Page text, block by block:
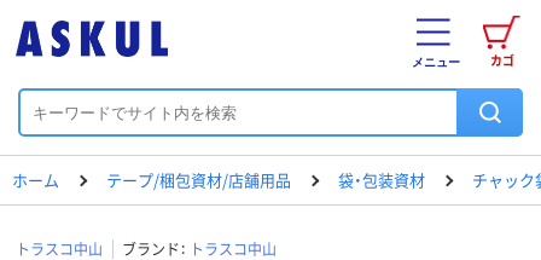
カゴ
メニュー
ホーム テープ/梱包資材/店舗用品 袋・包装資材 チャック
トラスコ中山 ブランド： トラスコ中山